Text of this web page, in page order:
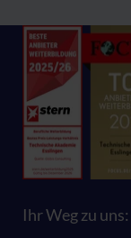
Ihr Weg zu uns: